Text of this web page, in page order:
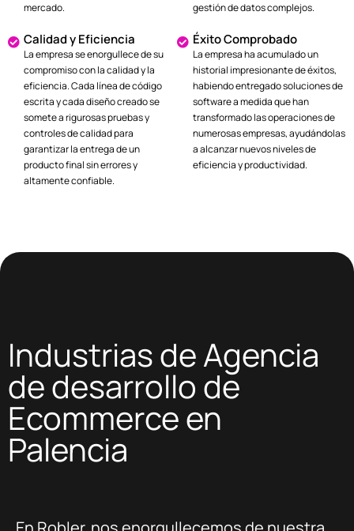
mercado.
gestión de datos complejos.
Calidad y Eficiencia
La empresa se enorgullece de su
compromiso con la calidad y la
eficiencia. Cada línea de código
escrita y cada diseño creado se
somete a rigurosas pruebas y
controles de calidad para
garantizar la entrega de un
producto final sin errores y
altamente confiable.
Éxito Comprobado
La empresa ha acumulado un
historial impresionante de éxitos,
habiendo entregado soluciones de
software a medida que han
transformado las operaciones de
numerosas empresas, ayudándolas
a alcanzar nuevos niveles de
eficiencia y productividad.
Industrias de Agencia
de desarrollo de
Ecommerce en
Palencia